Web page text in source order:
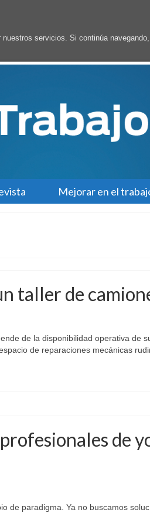
servicios. Si continúa
Mejorar en el
taller de
de la disponibilidad operativa de
de reparaciones mecánicas
de
de paradigma. Ya no buscamos